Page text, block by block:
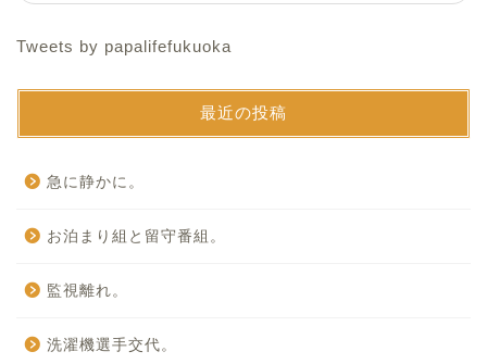
Tweets by papalifefukuoka
最近の投稿
急に静かに。
お泊まり組と留守番組。
監視離れ。
洗濯機選手交代。